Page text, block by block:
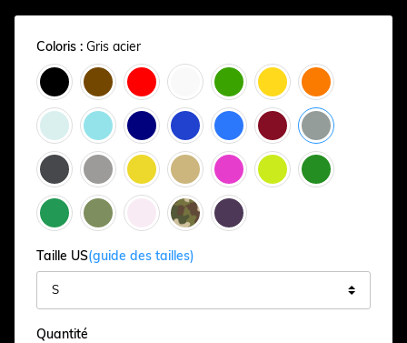
Coloris : Gris acier
Taille US(guide des tailles)
Quantité